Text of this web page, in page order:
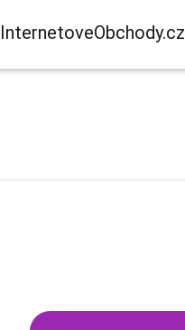
InternetoveObchody.cz